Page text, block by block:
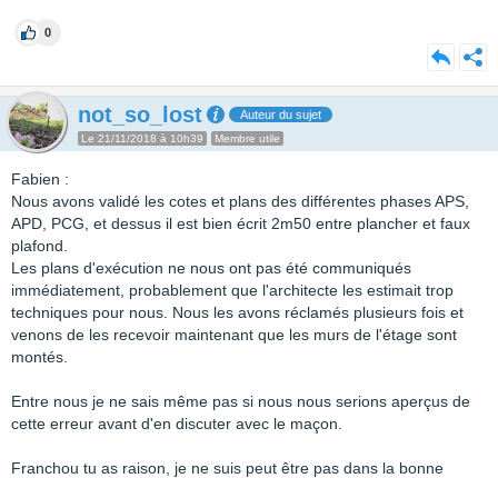
0
not_so_lost Auteur du sujet
Le 21/11/2018 à 10h39 Membre utile
Fabien :
Nous avons validé les cotes et plans des différentes phases APS,
APD, PCG, et dessus il est bien écrit 2m50 entre plancher et faux
plafond.
Les plans d'exécution ne nous ont pas été communiqués
immédiatement, probablement que l'architecte les estimait trop
techniques pour nous. Nous les avons réclamés plusieurs fois et
venons de les recevoir maintenant que les murs de l'étage sont
montés.
Entre nous je ne sais même pas si nous nous serions aperçus de
cette erreur avant d'en discuter avec le maçon.
Franchou tu as raison, je ne suis peut être pas dans la bonne